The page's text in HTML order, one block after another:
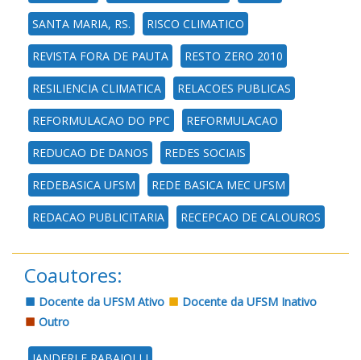
SANTA MARIA, RS. RISCO CLIMATICO
REVISTA FORA DE PAUTA RESTO ZERO 2010
RESILIENCIA CLIMATICA RELACOES PUBLICAS
REFORMULACAO DO PPC REFORMULACAO
REDUCAO DE DANOS REDES SOCIAIS
REDEBASICA UFSM REDE BASICA MEC UFSM
REDACAO PUBLICITARIA RECEPCAO DE CALOUROS
Coautores:
Docente da UFSM Ativo
Docente da UFSM Inativo
Outro